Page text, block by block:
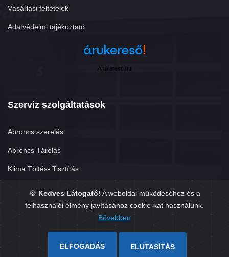
🍪 Kedves Látogató! A weboldal működéséhez és a
felhasználói élmény javításához cookie-kat használunk.
Bővebben
ELFOGADÁS ELUTASÍTÁS
Vásárlási feltételek
Adatvédelmi tájékoztató
Árukereső.hu
Szerviz szolgáltatások
Abroncs szerelés
Abroncs Tárolás
Klima Töltés- Tisztítás
TPMS